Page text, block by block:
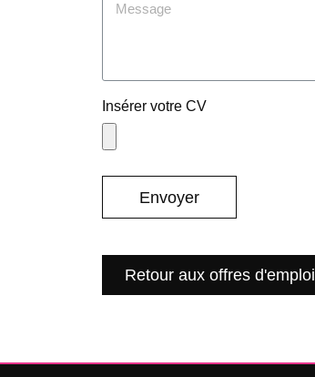
Insérer votre CV
Envoyer
Retour aux offres d'emploi